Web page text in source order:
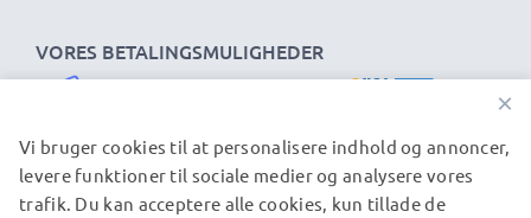
VORES BETALINGSMULIGHEDER
VORES FORSENDELSESPARTNERE
×
Vi bruger cookies til at personalisere indhold og annoncer,
levere funktioner til sociale medier og analysere vores
trafik. Du kan acceptere alle cookies, kun tillade de